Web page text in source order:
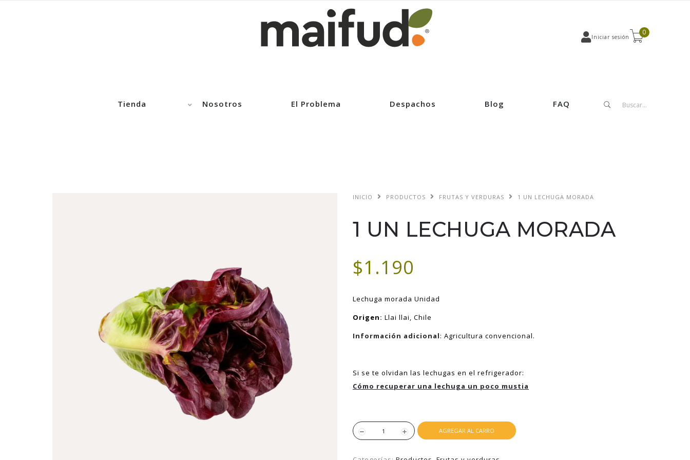
Iniciar sesión
0
Tienda Nosotros El Problema Despachos Blog FAQ
INICIO PRODUCTOS FRUTAS Y VERDURAS 1 UN LECHUGA MORADA
1 UN LECHUGA MORADA
$1.190
Lechuga morada Unidad
Origen: Llai llai, Chile
Información adicional: Agricultura convencional.
Si se te olvidan las lechugas en el refrigerador:
Cómo recuperar una lechuga un poco mustia
AGREGAR AL CARRO